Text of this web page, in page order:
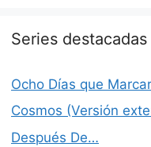
Series destacadas
Ocho Días que
Cosmos (Versión
Después De…